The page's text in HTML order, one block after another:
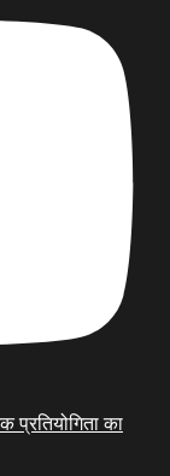
प्रतियोगिता का